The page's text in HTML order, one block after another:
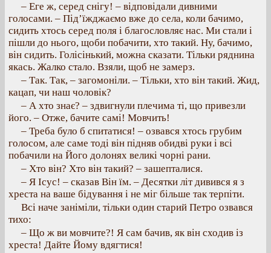
– Еге ж, серед снігу! – відповідали дивними
голосами. – Під’їжджаємо вже до села, коли бачимо,
сидить хтось серед поля і благословляє нас. Ми стали і
пішли до нього, щоби побачити, хто такий. Ну, бачимо,
він сидить. Голісінький, можна сказати. Тільки ряднина
якась. Жалко стало. Взяли, щоб не замерз.
– Так. Так, – загомоніли. – Тільки, хто він такий. Жид,
кацап, чи наш чоловік?
– А хто знає? – здвигнули плечима ті, що привезли
його. – Отже, бачите самі! Мовчить!
– Треба було б спитатися! – озвався хтось грубим
голосом, але саме тоді він підняв обидві руки і всі
побачили на Його долонях великі чорні рани.
– Хто він? Хто він такий? – зашепталися.
– Я Ісус! – сказав Він їм. – Десятки літ дивився я з
хреста на ваше бідування і не міг більше так терпіти.
Всі наче заніміли, тільки один старий Петро озвався
тихо:
– Що ж ви мовчите?! Я сам бачив, як він сходив із
хреста! Дайте Йому вдягтися!